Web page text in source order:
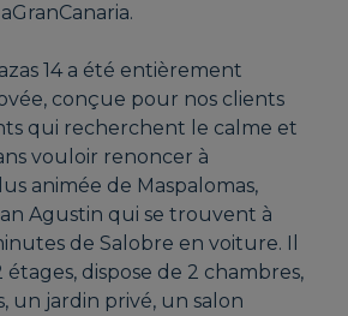
14 a été entièrement
conçue pour nos clients
qui recherchent le calme et
vouloir renoncer à
animée de Maspalomas,
Agustin qui se trouvent à
de Salobre en voiture. Il
dispose de 2 chambres,
un jardin privé, un salon